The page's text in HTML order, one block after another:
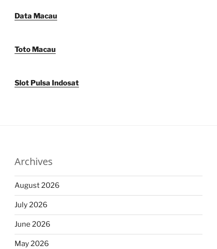
Data Macau
Toto Macau
Slot Pulsa Indosat
Archives
August 2026
July 2026
June 2026
May 2026